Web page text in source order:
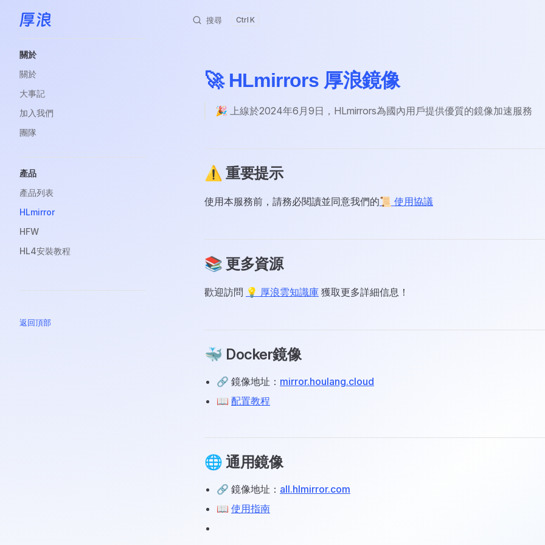
跳轉到內容 搜尋 K
關於
關於
大事記
加入我們
團隊
產品
產品列表
HLmirror
HFW
HL4安裝教程
返回頂部
🚀 HLmirrors 厚浪鏡像
🎉 上線於2024年6月9日，HLmirrors為國內用戶提供優質的鏡像加速服務
⚠️ 重要提示
使用本服務前，請務必閱讀並同意我們的📜 使用協議
📚 更多資源
歡迎訪問 💡 厚浪雲知識庫 獲取更多詳細信息！
🐳 Docker鏡像
🔗 鏡像地址： mirror.houlang.cloud
📖 配置教程
🌐 通用鏡像
🔗 鏡像地址： all.hlmirror.com
📖 使用指南